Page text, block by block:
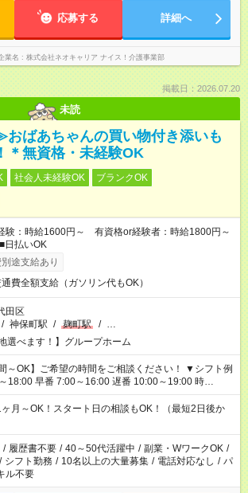
応募する 詳細へ
業名 株式会社ネオキャリア ナイス！介護事業部
掲載日：2026.07.20
未読
ばあちゃんの買い物付き添いも
＊無資格・未経験OK
社会人未経験OK
ブランクOK
験：時給1600円～ 有資格or経験者：時給1800円～
払いOK
途支給あり
費全額支給（ガソリン代もOK）
田区
/ 神保町駅 / 麹町駅 / …
選べます！】グループホーム
OK】ご希望の時間をご相談ください！ ▼シフト例
18:00 早番 7:00～16:00 遅番 10:00～19:00 時
す。 「夕方までには帰宅
い」 「朝はゆっくりのスタートがいい」 「お昼の時
使いたい」 など、ご希望があれば教えてください
ヶ月～OK！スタート日の相談もOK！（最短2日後か
/ 履歴書不要 / 40～50代活躍中 / 副業・WワークOK /
/ シフト勤務 / 10名以上の大量募集 / 電話対応なし / パ
ル不要